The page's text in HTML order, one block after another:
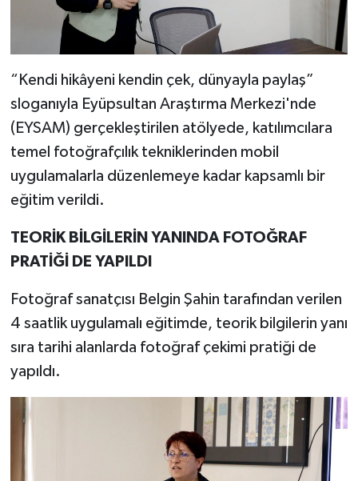
“Kendi hikâyeni kendin çek, dünyayla paylaş”
sloganıyla Eyüpsultan Araştırma Merkezi'nde
(EYSAM) gerçekleştirilen atölyede, katılımcılara
temel fotoğrafçılık tekniklerinden mobil
uygulamalarla düzenlemeye kadar kapsamlı bir
eğitim verildi.
TEORİK BİLGİLERİN YANINDA FOTOĞRAF
PRATİĞİ DE YAPILDI
Fotoğraf sanatçısı Belgin Şahin tarafından verilen
4 saatlik uygulamalı eğitimde, teorik bilgilerin yanı
sıra tarihi alanlarda fotoğraf çekimi pratiği de
yapıldı.